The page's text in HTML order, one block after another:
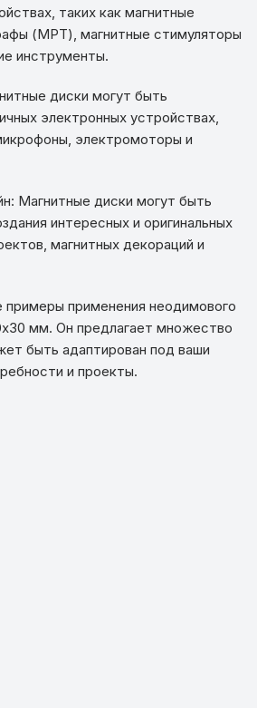
таких как магнитные
(МРТ), магнитные стимуляторы
инструменты.
диски могут быть
электронных устройствах,
электромоторы и
Магнитные диски могут быть
интересных и оригинальных
магнитных декораций и
применения неодимового
мм. Он предлагает множество
быть адаптирован под ваши
и проекты.